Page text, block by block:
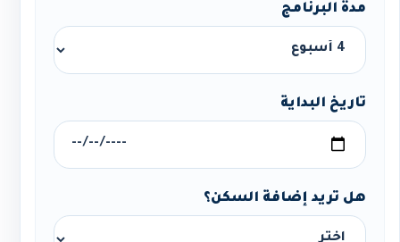
مدة البرنامج
تاريخ البداية
هل تريد إضافة السكن؟